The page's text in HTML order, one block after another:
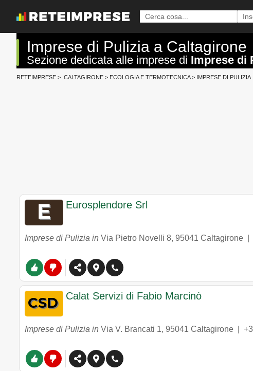
Imprese di Pulizia a Caltagirone
Sezione dedicata alle imprese di Imprese di
RETEIMPRESE > CALTAGIRONE > ECOLOGIA E TERMOTECNICA> IMPRESE DI PULIZIA
Eurosplendore Srl
Imprese di Pulizia in Via Pietro Novelli 8, 95041 Caltagirone
Calat Servizi di Fabio Marcinò
Imprese di Pulizia in Via V. Brancati 1, 95041 Caltagirone